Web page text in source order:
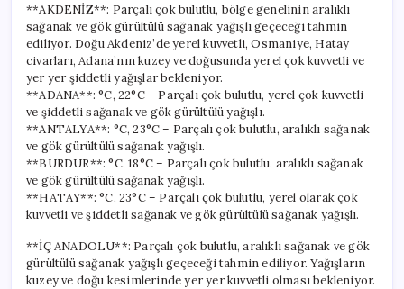
**AKDENİZ**: Parçalı çok bulutlu, bölge genelinin aralıklı
sağanak ve gök gürültülü sağanak yağışlı geçeceği tahmin
ediliyor. Doğu Akdeniz’de yerel kuvvetli, Osmaniye, Hatay
civarları, Adana’nın kuzey ve doğusunda yerel çok kuvvetli ve
yer yer şiddetli yağışlar bekleniyor.
**ADANA**: °C, 22°C – Parçalı çok bulutlu, yerel çok kuvvetli
ve şiddetli sağanak ve gök gürültülü yağışlı.
**ANTALYA**: °C, 23°C – Parçalı çok bulutlu, aralıklı sağanak
ve gök gürültülü sağanak yağışlı.
**BURDUR**: °C, 18°C – Parçalı çok bulutlu, aralıklı sağanak
ve gök gürültülü sağanak yağışlı.
**HATAY**: °C, 23°C – Parçalı çok bulutlu, yerel olarak çok
kuvvetli ve şiddetli sağanak ve gök gürültülü sağanak yağışlı.
**İÇ ANADOLU**: Parçalı çok bulutlu, aralıklı sağanak ve gök
gürültülü sağanak yağışlı geçeceği tahmin ediliyor. Yağışların
kuzey ve doğu kesimlerinde yer yer kuvvetli olması bekleniyor.